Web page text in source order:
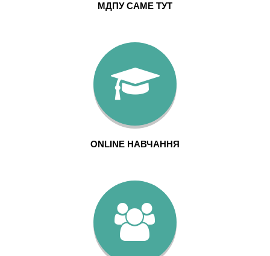
МДПУ САМЕ ТУТ
ONLINE НАВЧАННЯ